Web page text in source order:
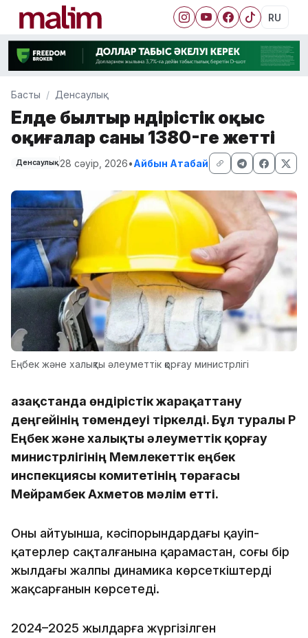
RU
Басты Денсаулық
Елде былтыр өндірістік оқыс
оқиғалар саны 1380-ге жетті
Денсаулық 28 сәуір, 2026•Айбын Атабай
Еңбек және халықты әлеуметтік қорғау министрлігі
Қазақстанда өндірістік жарақаттану
деңгейінің төмендеуі тіркелді. Бұл туралы ҚР
Еңбек және халықты әлеуметтік қорғау
министрлігінің Мемлекеттік еңбек
инспекциясы комитетінің төрағасы
Мейрамбек Ахметов мәлім етті.
Оның айтуынша, кәсіпорындардағы қауіп-
қатерлер сақталғанына қарамастан, соңғы бір
жылдағы жалпы динамика көрсеткіштердің
жақсарғанын көрсетеді.
2024–2025 жылдарға жүргізілген